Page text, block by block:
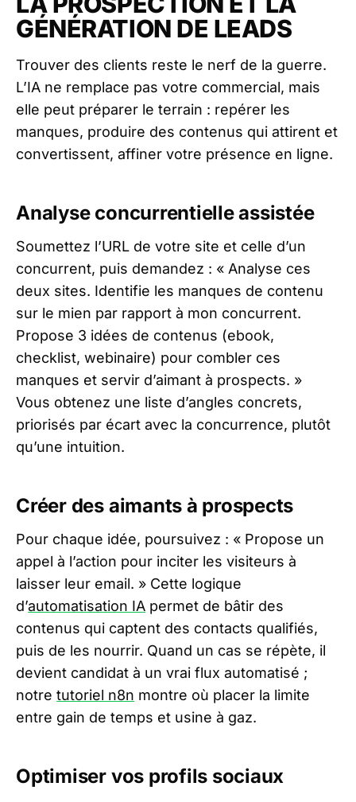
GÉNÉRATION DE LEADS
Trouver des clients reste le nerf de la guerre.
L’IA ne remplace pas votre commercial, mais
elle peut préparer le terrain : repérer les
manques, produire des contenus qui attirent et
convertissent, affiner votre présence en ligne.
Analyse concurrentielle assistée
Soumettez l’URL de votre site et celle d’un
concurrent, puis demandez : « Analyse ces
deux sites. Identifie les manques de contenu
sur le mien par rapport à mon concurrent.
Propose 3 idées de contenus (ebook,
checklist, webinaire) pour combler ces
manques et servir d’aimant à prospects. »
Vous obtenez une liste d’angles concrets,
priorisés par écart avec la concurrence, plutôt
qu’une intuition.
Créer des aimants à prospects
Pour chaque idée, poursuivez : « Propose un
appel à l’action pour inciter les visiteurs à
laisser leur email. » Cette logique
d’automatisation IA permet de bâtir des
contenus qui captent des contacts qualifiés,
puis de les nourrir. Quand un cas se répète, il
devient candidat à un vrai flux automatisé ;
notretutoriel n8n montre où placer la limite
entre gain de temps et usine à gaz.
Optimiser vos profils sociaux